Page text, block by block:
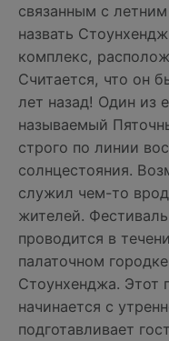
связанным с
назвать
комплекс,
Считается, что он
лет назад! Один из
называемый
строго по линии
солнцестояния.
служил чем-то
жителей.
проводится в
палаточном
Стоунхенджа. Этот
начинается с
подготавливает